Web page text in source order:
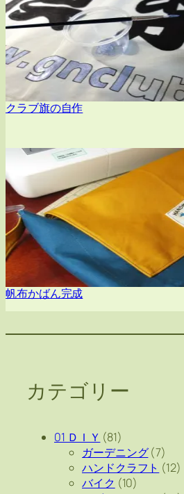
クラブ旗の自作
帆布かばん完成
カテゴリー
01 ＤＩＹ (81)
ガーデニング(7)
ハンドクラフト (12)
バイク (10)